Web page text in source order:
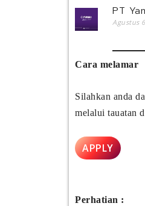
PT
Agustus
Cara melamar
Silahkan anda
melalui tauatan
APPLY
Perhatian :